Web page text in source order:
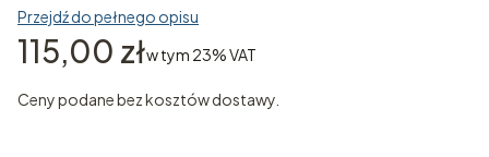
Przejdź do pełnego opisu
Cena
115,00 złw tym 23% VAT
w tym 23%VAT
Ceny podane bez kosztów dostawy.